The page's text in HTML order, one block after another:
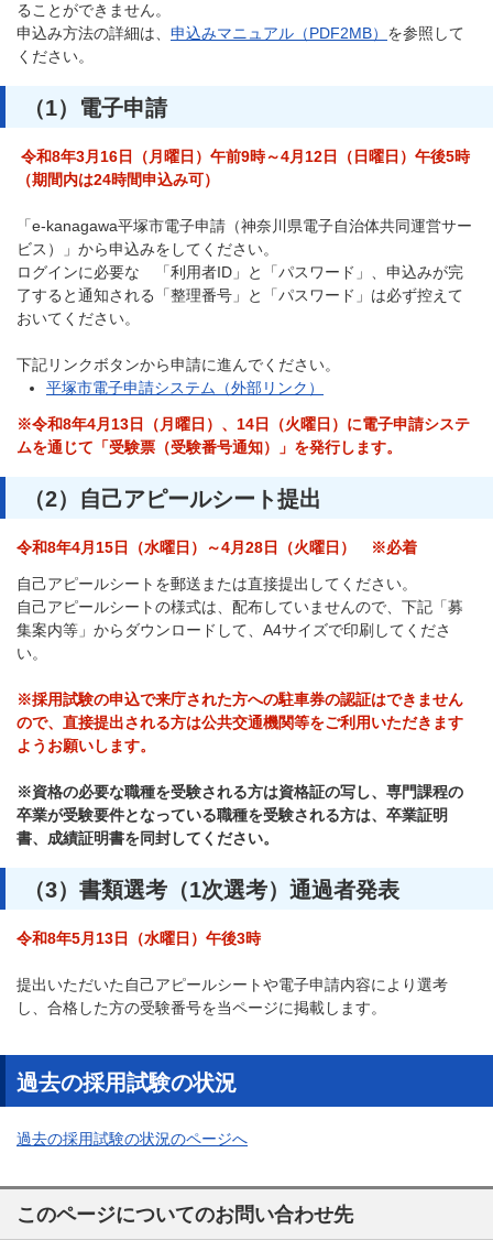
ることができません。
申込み方法の詳細は、 申込みマニュアル（PDF2MB） を参照して
ください。
（1）電子申請
令和8年3月16日（月曜日）午前9時～4月12日（日曜日）午後5時
（期間内は24時間申込み可）
「e-kanagawa平塚市電子申請（神奈川県電子自治体共同運営サー
ビス）」から申込みをしてください。
ログインに必要な 「利用者ID」と「パスワード」、申込みが完
了すると通知される「整理番号」と「パスワード」は必ず控えて
おいてください。
下記リンクボタンから申請に進んでください。
平塚市電子申請システム（外部リンク）
※令和8年4月13日（月曜日）、14日（火曜日）に電子申請システ
ムを通じて「受験票（受験番号通知）」を発行します。
（2）自己アピールシート提出
令和8年4月15日（水曜日）～4月28日（火曜日） ※必着
自己アピールシートを郵送または直接提出してください。
自己アピールシートの様式は、配布していませんので、下記「募
集案内等」からダウンロードして、A4サイズで印刷してくださ
い。
※採用試験の申込で来庁された方への駐車券の認証はできません
ので、直接提出される方は公共交通機関等をご利用いただきます
ようお願いします。
※資格の必要な職種を受験される方は資格証の写し、専門課程の
卒業が受験要件となっている職種を受験される方は、卒業証明
書、成績証明書を同封してください。
（3）書類選考（1次選考）通過者発表
令和8年5月13日（水曜日）午後3時
提出いただいた自己アピールシートや電子申請内容により選考
し、合格した方の受験番号を当ページに掲載します。
過去の採用試験の状況
過去の採用試験の状況のページへ
このページについてのお問い合わせ先